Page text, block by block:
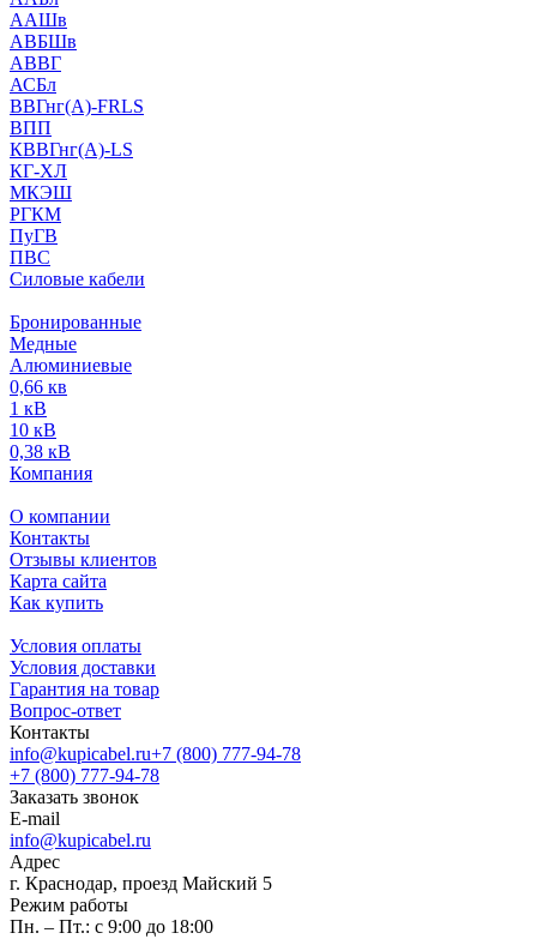
ААШв
АВБШв
АВВГ
АСБл
ВВГнг(А)-FRLS
ВПП
КВВГнг(А)-LS
КГ-ХЛ
МКЭШ
РГКМ
ПуГВ
ПВС
Силовые кабели
Бронированные
Медные
Алюминиевые
0,66 кв
1 кВ
10 кВ
0,38 кВ
Компания
О компании
Контакты
Отзывы клиентов
Карта сайта
Как купить
Условия оплаты
Условия доставки
Гарантия на товар
Вопрос-ответ
Контакты
info@kupicabel.ru+7 (800) 777-94-78
+7 (800) 777-94-78
Заказать звонок
E-mail
info@kupicabel.ru
Адрес
г. Краснодар, проезд Майский 5
Режим работы
Пн. – Пт.: с 9:00 до 18:00